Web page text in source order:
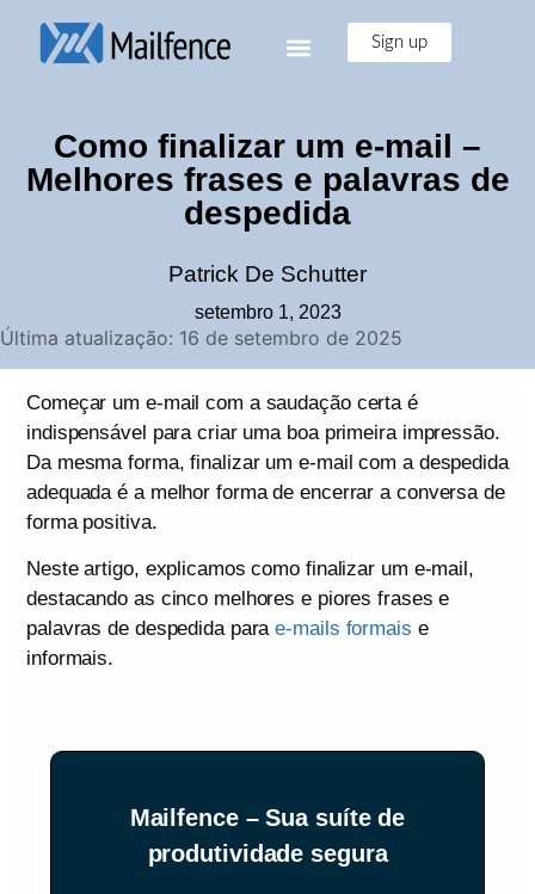
Sign up
Como finalizar um e-mail –
Melhores frases e palavras de
despedida
Patrick De Schutter
setembro 1, 2023
Última atualização: 16 de setembro de 2025
Começar um e-mail com a saudação certa é
indispensável para criar uma boa primeira impressão.
Da mesma forma, finalizar um e-mail com a despedida
adequada é a melhor forma de encerrar a conversa de
forma positiva.
Neste artigo, explicamos como finalizar um e-mail,
destacando as cinco melhores e piores frases e
palavras de despedida parae-mails formais e
informais.
Mailfence – Sua suíte de
produtividade segura